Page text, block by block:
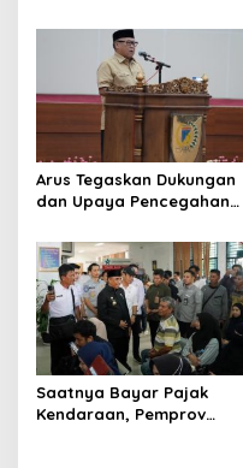
Donggala Sebagai
Tersangka Dugaan Korupsi
Pemungutan Pajak
Pertambangan
Arus Tegaskan Dukungan
dan Upaya Pencegahan
Korupsi
Saatnya Bayar Pajak
Kendaraan, Pemprov